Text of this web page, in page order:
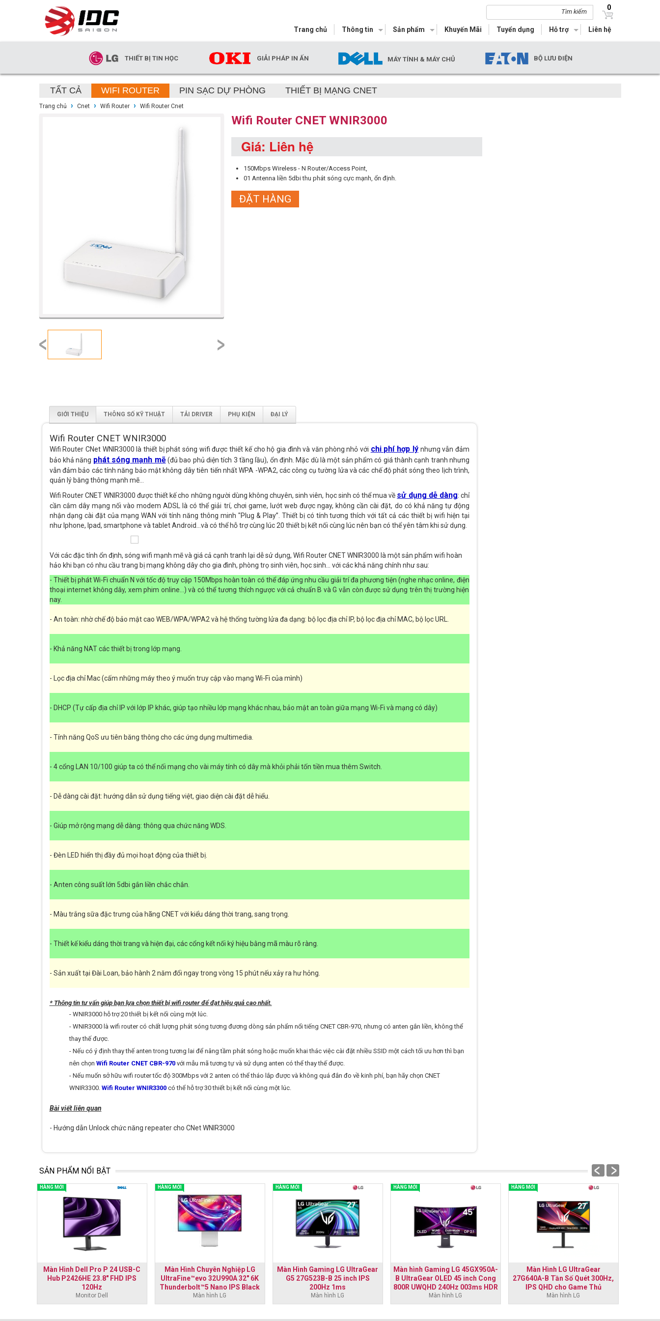
0
Tìm kiếm
Trang chủ Thông tin Sản phẩm Khuyến Mãi Tuyển dụng Hỗ trợ Liên hệ
THIẾT BỊ TIN HỌC GIẢI PHÁP IN ẤN MÁY TÍNH & MÁY CHỦ BỘ LƯU ĐIỆN
TẤT CẢ WIFI ROUTER PIN SẠC DỰ PHÒNG THIẾT BỊ MẠNG CNET
Trang chủ › Cnet › Wifi Router › Wifi Router Cnet
prev next
Wifi Router CNET WNIR3000
Giá: Liên hệ
150Mbps Wireless - N Router/Access Point,
01 Antenna liền 5dbi thu phát sóng cực mạnh, ổn định.
ĐẶT HÀNG
GIỚI THIỆU THÔNG SỐ KỸ THUẬT TẢI DRIVER PHỤ KIỆN ĐẠI LÝ
Wifi Router CNET WNIR3000
Wifi Router CNet WNIR3000 là thiết bị phát sóng wifi được thiết kế cho hộ gia đình và văn phòng nhỏ với chi phí hợp lýnhưng vẫn đảm
bảo khả năng phát sóng mạnh mẽ(đủ bao phủ diện tích 3 tầng lầu), ổn định. Mặc dù là một sản phẩm có giá thành cạnh tranh nhưng
vẫn đảm bảo các tính năng bảo mật không dây tiên tiến nhất WPA -WPA2, các công cụ tường lửa và các chế độ phát sóng theo lịch trình,
quản lý băng thông mạnh mẽ…
Wifi Router CNET WNIR3000 được thiết kế cho những người dùng không chuyên, sinh viên, học sinh có thể mua về sử dụng dễ dàng: chỉ
cần cắm dây mạng nối vào modem ADSL là có thể giải trí, chơi game, lướt web được ngay, không cần cài đặt, do có khả năng tự động
nhận dạng cài đặt của mạng WAN với tính năng thông minh "Plug & Play”. Thiết bị có tính tương thích với tất cả các thiết bị wifi hiện tại
như Iphone, Ipad, smartphone và tablet Android…và có thể hỗ trợ cùng lúc 20 thiết bị kết nối cùng lúc nên bạn có thể yên tâm khi sử dụng.
Với cácđặc tính ổn định, sóng wifi mạnh mẽ và giá cả cạnh tranh lại dễ sử dụng, Wifi Router CNET WNIR3000 là một sản phẩm wifi hoàn
hảo khi bạn có nhu cầu trang bị mạng không dây cho gia đình, phòng trọ sinh viên, học sinh... với các khả năng chính như sau:
- Thiết bị phát Wi-Fi chuẩn N với tốc độ truy cập 150Mbps hoàn toàn có thể đáp ứng nhu cầu giải trí đa phương tiện (nghe nhạc online, điện
thoại internet không dây, xem phim online…) và có thể tương thích ngược với cả chuẩn B và G vẫn còn được sử dụng trên thị trường hiện
nay.
- An toàn: nhờ chế độ bảo mật cao WEB/WPA/WPA2 và hệ thống tường lửa đa dạng: bộ lọc địa chỉ IP, bộ lọc địa chỉ MAC, bộ lọc URL.
- Khả năng NAT các thiết bị trong lớp mạng.
- Lọc địa chỉ Mac (cấm những máy theo ý muốn truy cập vào mạng Wi-Fi của mình)
- DHCP (Tự cấp địa chỉ IP với lớp IP khác, giúp tạo nhiều lớp mạng khác nhau, bảo mật an toàn giữa mạng Wi-Fi và mạng có dây)
- Tính năng QoS ưu tiên băng thông cho các ứng dụng multimedia.
- 4 cổng LAN 10/100 giúp ta có thể nối mạng cho vài máy tính có dây mà khỏi phải tốn tiền mua thêm Switch.
- Dễ dàng cài đặt: hướng dẫn sử dụng tiếng việt, giao diện cài đặt dễ hiểu.
- Giúp mở rộng mạng dễ dàng: thông qua chức năng WDS.
- Đèn LED hiển thị đầy đủ mọi hoạt động của thiết bị.
- Anten công suất lớn 5dbi gắn liền chắc chắn.
- Màu trắng sữa đặc trưng của hãng CNET với kiểu dáng thời trang, sang trọng.
- Thiết kế kiểu dáng thời trang và hiện đại, các cổng kết nối ký hiệu bằng mã màu rõ ràng.
- Sản xuất tại Đài Loan, bảo hành 2 năm đổi ngay trong vòng 15 phút nếu xảy ra hư hỏng.
* Thông tin tư vấn giúp bạn lựa chọn thiết bị wifi router để đạt hiệu quả cao nhất.
- WNIR3000 hỗ trợ 20 thiết bị kết nối cùng một lúc.
- WNIR3000 là wifi router có chất lượng phát sóng tương đương dòng sản phẩm nổi tiếng CNET CBR-970, nhưng có anten gắn liền, không thể
thay thế được.
- Nếu có ý định thay thế anten trong tương lai để nâng tầm phát sóng hoặc muốn khai thác việc cài đặt nhiều SSID một cách tối ưu hơn thì bạn
nên chọn Wifi Router CNET CBR-970với mẫu mã tương tự và sử dụng anten có thể thay thế được.
- Nếu muốn sở hữu wifi router tốc độ 300Mbps với 2 anten có thể tháo lắp được và không quá đắn đo về kinh phí, bạn hãy chọn CNET
WNIR3300. Wifi Router WNIR3300có thể hỗ trợ 30 thiết bị kết nối cùng một lúc.
Bài viết liên quan
- Hướng dẫn Unlock chức năng repeater cho CNet WNIR3000
SẢN PHẨM NỔI BẬT
HÀNG MỚI
Màn Hình Dell Pro P 24 USB-C
Hub P2426HE 23.8" FHD IPS
120Hz
Monitor Dell
HÀNG MỚI
Màn Hình Chuyên Nghiệp LG
UltraFine™evo 32U990A 32" 6K
Thunderbolt™5 Nano IPS Black
Màn hình LG
HÀNG MỚI
Màn Hình Gaming LG UltraGear
G5 27G523B-B 25 inch IPS
200Hz 1ms
Màn hình LG
HÀNG MỚI
Màn hình Gaming LG 45GX950A-
B UltraGear OLED 45 inch Cong
800R UWQHD 240Hz 003ms HDR
True Black 400
Màn hình LG
HÀNG MỚI
Màn Hình LG UltraGear
27G640A-B Tần Số Quét 300Hz,
IPS QHD cho Game Thủ
Màn hình LG
prev next